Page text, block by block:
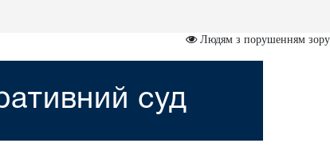
Людям з порушенням зору
суд